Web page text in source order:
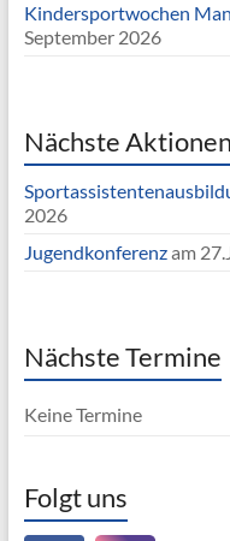
Kindersportwochen
September 2026
Nächste Aktionen
2026
Jugendkonferenzam
Nächste Termine
Keine Termine
Folgt uns